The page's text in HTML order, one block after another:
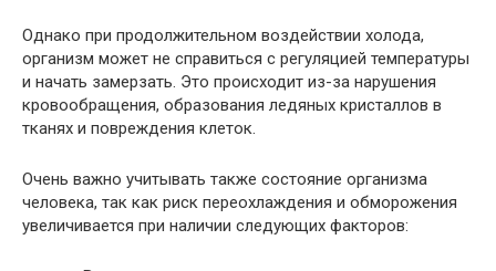
Однако при продолжительном воздействии холода,
организм может не справиться с регуляцией температуры
и начать замерзать. Это происходит из-за нарушения
кровообращения, образования ледяных кристаллов в
тканях и повреждения клеток.
Очень важно учитывать также состояние организма
человека, так как риск переохлаждения и обморожения
увеличивается при наличии следующих факторов: